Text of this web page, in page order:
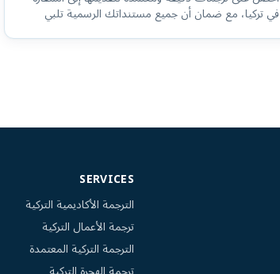
في تركيا، مع ضمان أن جميع مستنداتك الرسمية تلبي
SERVICES
الترجمة الأكاديمية التركية
ترجمة الأعمال التركية
الترجمة التركية المعتمدة